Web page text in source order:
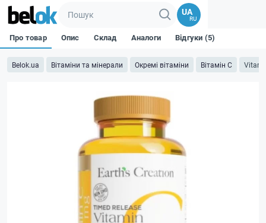
UA
RU
Belok.ua Вітаміни та мінерали Окремі вітаміни Вітамін C
Про товар Опис Склад Аналоги Відгуки (5)